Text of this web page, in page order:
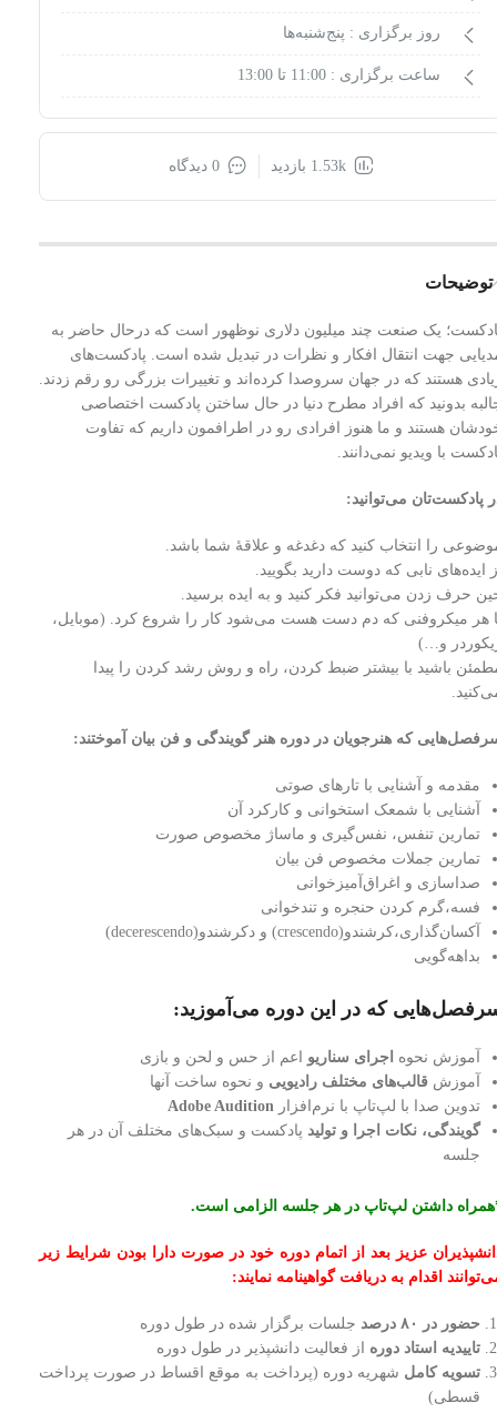
روز برگزاری : پنج‌شنبه‌ها
ساعت برگزاری : 11:00 تا 13:00
1.53k بازدید 0 دیدگاه
توضیحات
یک صنعت چند میلیون دلاری نوظهور است که درحال حاضر به
جهت انتقال افکار و نظرات در تبدیل شده است. پادکست‌های
هستند که در جهان سروصدا کرده‌اند و تغییرات بزرگی رو رقم زدند.
بدونید که افراد مطرح دنیا در حال ساختن پادکست اختصاصی
هستند و ما هنوز افرادی رو در اطرافمون داریم که تفاوت
با ویدیو نمی‌دانند.
پادکست‌تان می‌توانید:
را انتخاب کنید که دغدغه و علاقۀ شما باشد.
ایده‌های نابی که دوست دارید بگویید.
حرف زدن می‌توانید فکر کنید و به ایده برسید.
هر میکروفنی که دم دست هست می‌شود کار را شروع کرد. (موبایل،
و…)
باشید با بیشتر ضبط کردن، راه و روش رشد کردن را پیدا
که هنرجویان در دوره هنر گویندگی و فن بیان آموختند:
مقدمه و آشنایی با تارهای صوتی
آشنایی با شمعک استخوانی و کارکرد آن
تمارین تنفس، نفس‌گیری و ماساژ مخصوص صورت
تمارین جملات مخصوص فن بیان
صداسازی و اغراق‌آمیزخوانی
فسه،گرم کردن حنجره و تندخوانی
آکسان‌گذاری،کرشندو(crescendo) و دکرشندو(decerescendo)
بداهه‌گویی
که در این دوره می‌آموزید:
آموزش نحوه اجرای سناریو اعم از حس و لحن و بازی
آموزش قالب‌های مختلف رادیویی و نحوه ساخت آنها
تدوین صدا با لپ‌تاپ با نرم‌افزار Adobe Audition
گویندگی، نکات اجرا و تولید پادکست و سبک‌های مختلف آن در هر
جلسه
داشتن لپ‌تاپ در هر جلسه الزامی است.
عزیز بعد از اتمام دوره خود در صورت دارا بودن شرایط زیر
اقدام به دریافت گواهینامه نمایند:
حضور در ۸۰ درصد
جلسات برگزار شده در طول دوره
تاییدیه استاد دوره از فعالیت دانشپذیر در طول دوره
تسویه کامل شهریه دوره (پرداخت به موقع اقساط در صورت پرداخت
قسطی)